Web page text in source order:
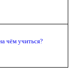
чём учиться?